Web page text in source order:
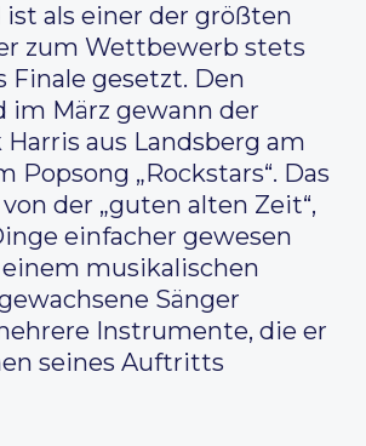
als einer der größten
zum Wettbewerb stets
Finale gesetzt. Den
im März gewann der
Harris aus Landsberg am
Popsong „Rockstars“. Das
der „guten alten Zeit“,
einfacher gewesen
musikalischen
Sänger
Instrumente, die er
seines Auftritts